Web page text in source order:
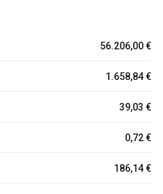
56.206,00 €
1.658,84 €
39,03 €
0,72 €
186,14 €